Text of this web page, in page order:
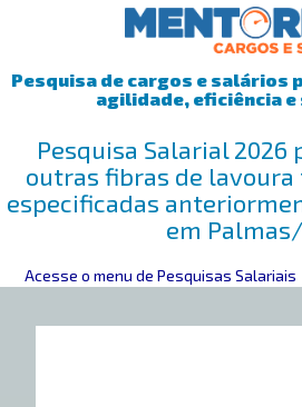
Pesquisa de cargos e salários
agilidade, eficiência e
Pesquisa Salarial 2026
outras fibras de
especificadas
em
Mentoring>Pesquisa Salarial>
Acesse o menu de Pesquisas Salariais